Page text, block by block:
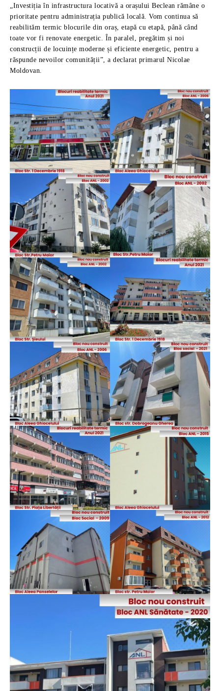
„Investiția în infrastructura locativă a orașului Beclean rămâne o
prioritate pentru administrația publică locală. Vom continua să
reabilităm termic blocurile din oraș, etapă cu etapă, până când
toate vor fi renovate energetic. În paralel, pregătim și noi
construcții de locuințe moderne și eficiente energetic, pentru a
răspunde nevoilor comunității”, a declarat primarul Nicolae
Moldovan.